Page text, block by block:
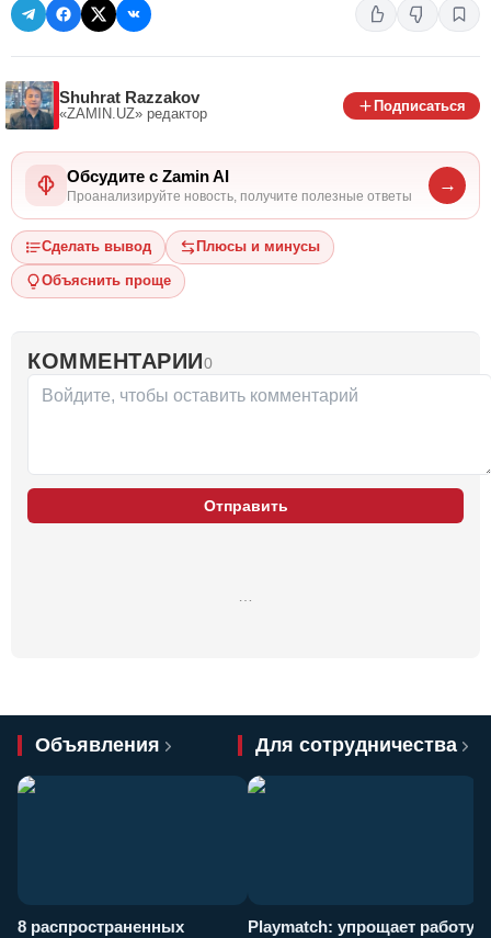
Shuhrat Razzakov
«ZAMIN.UZ» редактор
Подписаться
Обсудите с Zamin AI
Проанализируйте новость, получите полезные ответы
→
Сделать вывод Плюсы и минусы
Объяснить проще
КОММЕНТАРИИ0
Отправить
…
Объявления Для сотрудничества
8 распространенных
Playmatch: упрощает работу